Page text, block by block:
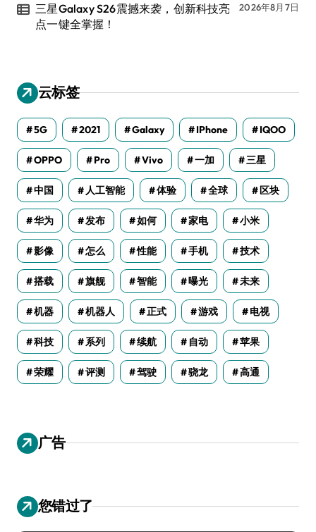
三星Galaxy S26震撼来袭，创新科技亮
点一键全掌握！
2026年8月7日
云标签
5G 2021 Galaxy IPhone IQOO
OPPO Pro Vivo 一加 三星
中国 人工智能 体验 全球 区块
华为 发布 如何 家电 小米
影像 怎么 性能 手机 技术
搭载 旗舰 智能 曝光 未来
机器 机器人 正式 游戏 电视
科技 系列 续航 自动 苹果
荣耀 评测 驾驶 骁龙 高通
广告
您错过了